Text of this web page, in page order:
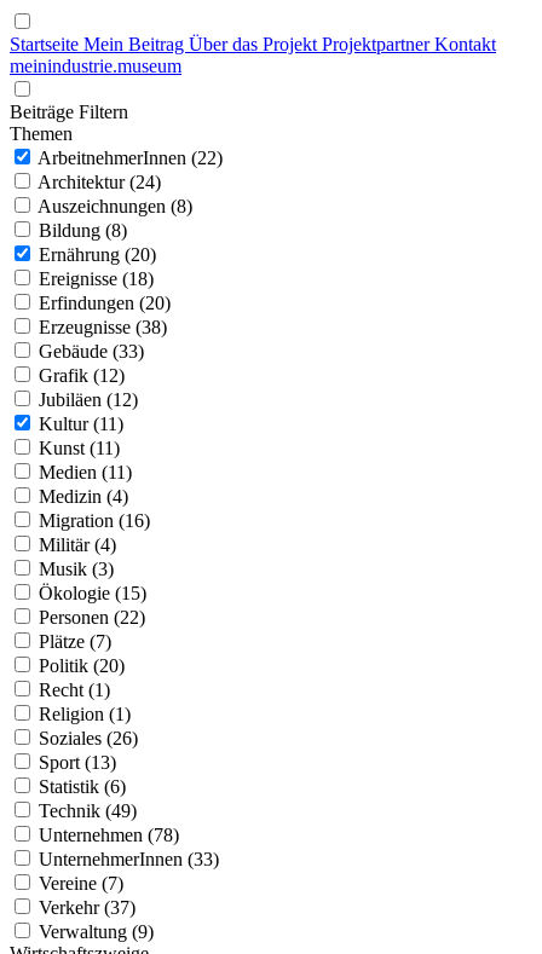
Startseite Mein Beitrag Über das Projekt ProjektpartnerKontakt
meinindustrie.museum
Beiträge Filtern
Themen
ArbeitnehmerInnen (22)
Architektur (24)
Auszeichnungen (8)
Bildung (8)
Ernährung (20)
Ereignisse (18)
Erfindungen (20)
Erzeugnisse (38)
Gebäude (33)
Grafik (12)
Jubiläen (12)
Kultur (11)
Kunst (11)
Medien (11)
Medizin (4)
Migration (16)
Militär (4)
Musik (3)
Ökologie (15)
Personen (22)
Plätze (7)
Politik (20)
Recht (1)
Religion (1)
Soziales (26)
Sport (13)
Statistik (6)
Technik (49)
Unternehmen (78)
UnternehmerInnen (33)
Vereine (7)
Verkehr (37)
Verwaltung (9)